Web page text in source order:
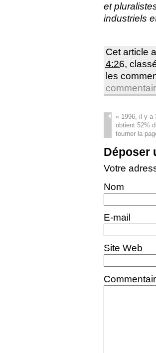
et
industriels
Cet article
4:26,
les
«1996, il y a
obtient 52%
tourner la
Déposer
Votre
Nom
E-mail
Site Web